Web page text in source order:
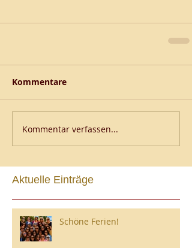
Kommentare
Kommentar verfassen...
Aktuelle Einträge
Schöne Ferien!